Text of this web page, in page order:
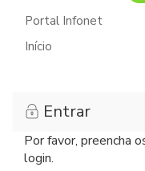
Portal Infonet
Início
Entrar
Por favor, preencha
login.